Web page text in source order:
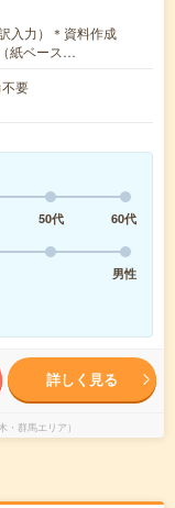
入力）＊資料作成
紙ベース…
要
50代
60代
男性
詳しく見る
群馬エリア）